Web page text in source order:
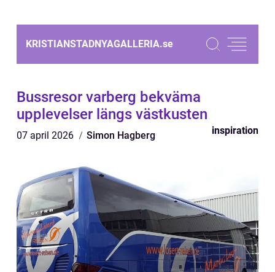
KRISTIANSTADNYAGALLERIA.se
Bussresor varberg bekväma
upplevelser längs västkusten
07 april 2026 Simon Hagberg inspiration